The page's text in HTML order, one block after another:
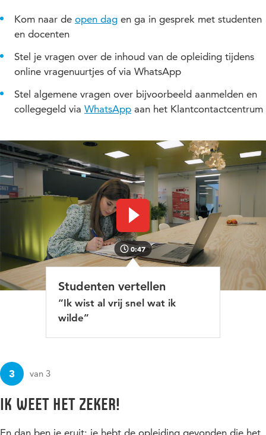
Kom naar de open dag en ga in gesprek met studenten
en docenten
Stel je vragen over de inhoud van de opleiding tijdens
online vragenuurtjes of via WhatsApp
Stel algemene vragen over bijvoorbeeld aanmelden en
collegegeld via WhatsApp aan het Klantcontactcentrum
Video afspelen
0:47
Studenten vertellen
“Ik wist al vrij snel wat ik
wilde”
3 van 3
Ik weet het zeker!
En dan ben je eruit: je hebt de opleiding gevonden die het